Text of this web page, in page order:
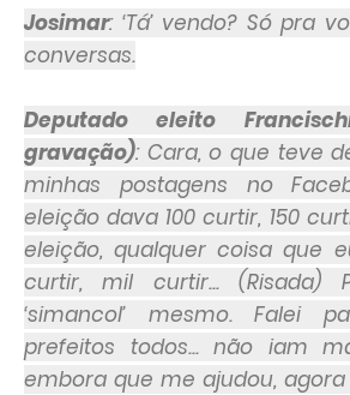
Josimar: ‘Tá’ vendo? Só pra
conversas.
Deputado eleito
gravação): Cara, o que teve
minhas postagens no
eleição dava 100 curtir, 150
eleição, qualquer coisa que
curtir, mil curtir... (Risada)
‘simancol’ mesmo. Falei
prefeitos todos... não iam
embora que me ajudou,